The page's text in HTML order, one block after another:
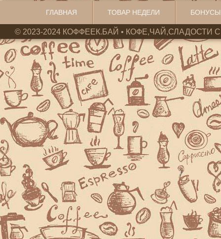
ГЛАВНАЯ ТОВАР НЕДЕЛИ
© 2023-2024 КОФФЕЕК.БАЙ • КОФЕ,ЧАЙ,СЛАДОСТИ С